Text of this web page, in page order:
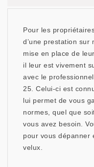
Pour les
d’une prestation sur
mise en place de
il leur est vivement
avec le
25. Celui-ci est
lui permet de vous
normes, quel que
vous avez besoin.
pour vous dépanner
velux.